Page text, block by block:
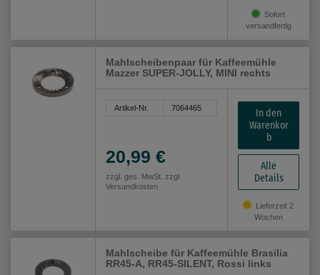
Sofort
versandfertig
Mahlscheibenpaar für Kaffeemühle
Mazzer SUPER-JOLLY, MINI rechts
Artikel-Nr. 7064465
20,99 €
zzgl. ges. MwSt. zzgl.
Versandkosten
In den
Warenkor
b
Alle
Details
Lieferzeit 2
Wochen
Mahlscheibe für Kaffeemühle Brasilia
RR45-A, RR45-SILENT, Rossi links